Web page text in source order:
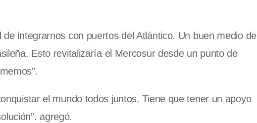
integrarnos con puertos del Atlántico. Un buen medio de
Esto revitalizaría el Mercosur desde un punto de
el mundo todos juntos. Tiene que tener un apoyo
agregó.